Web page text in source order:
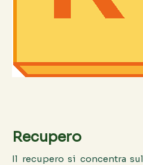
Recupero
Il recupero si concentra